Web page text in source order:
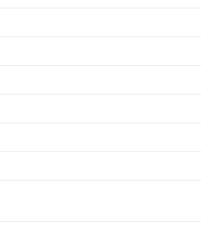
10物質）の非含有に対応した製品が提供可能な商
物質）の非含有に対応した製品に切り替える予定
10物質）の非含有に非対応の商品で、対応品を